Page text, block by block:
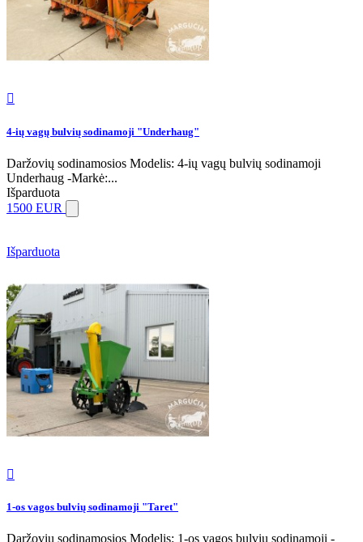

4-ių vagų bulvių sodinamoji "Underhaug"
Daržovių sodinamosios Modelis: 4-ių vagų bulvių sodinamoji
Underhaug -Markė:...
Išparduota
1500 EUR
Išparduota

1-os vagos bulvių sodinamoji "Taret"
Daržovių sodinamosios Modelis: 1-os vagos bulvių sodinamoji -